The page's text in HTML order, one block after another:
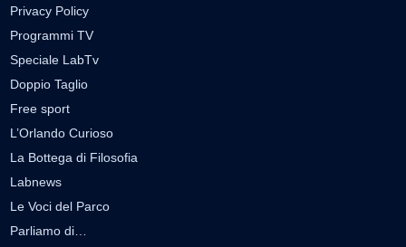
Privacy Policy
Programmi TV
Speciale LabTv
Doppio Taglio
Free sport
L’Orlando Curioso
La Bottega di Filosofia
Labnews
Le Voci del Parco
Parliamo di…